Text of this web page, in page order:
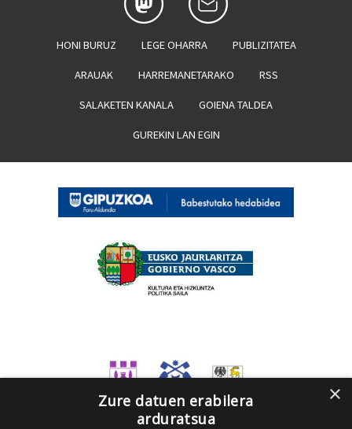
HONI BURUZ LEGE OHARRA PUBLIZITATEA
ARAUAK HARREMANETARAKO RSS
SALAKETEN KANALA GOIENA TALDEA
GUREKIN LAN EGIN
×
Zure datuen erabilera
arduratsua